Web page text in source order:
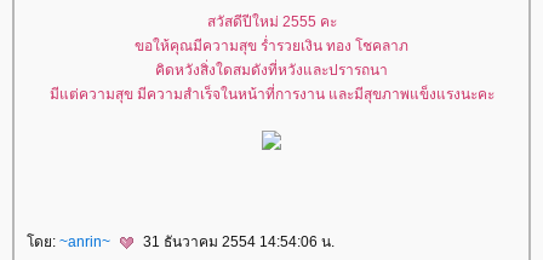
สวัสดีปีใหม่ 2555 คะ
ขอให้คุณมีความสุข ร่ำรวยเงิน ทอง โชคลาภ
คิดหวังสิ่งใดสมดังที่หวังและปรารถนา
มีแต่ความสุข มีความสำเร็จในหน้าที่การงาน และมีสุขภาพแข็งแรงนะคะ
ดย: ~anrin~ 31 ธันวาคม 2554 14:54:06 น.